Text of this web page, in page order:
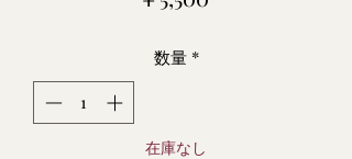
数量 *
在庫なし